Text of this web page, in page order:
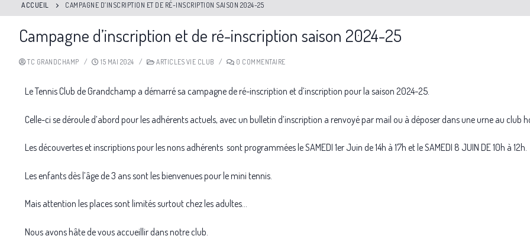
ACCUEIL CAMPAGNE D’INSCRIPTION ET DE RÉ-INSCRIPTION SAISON 2024-25
Campagne d’inscription et de ré-inscription saison 2024-25
TC GRANDCHAMP / 15 MAI 2024 / ARTICLES VIE CLUB / 0 COMMENTAIRE
Le Tennis Club de Grandchamp a démarré sa campagne de ré-inscription et d’inscription pour la saison 2024-25.
Celle-ci se déroule d’abord pour les adhérents actuels, avec un bulletin d’inscription a renvoyé par mail ou à déposer dans une urne au club
Les découvertes et inscriptions pour les nons adhérents sont programmées le SAMEDI 1er Juin de 14h à 17h et le SAMEDI 8 JUIN DE 10h à 12h.
Les enfants dès l’âge de 3 ans sont les bienvenues pour le mini tennis.
Mais attention les places sont limités surtout chez les adultes…
Nous avons hâte de vous accueillir dans notre club.